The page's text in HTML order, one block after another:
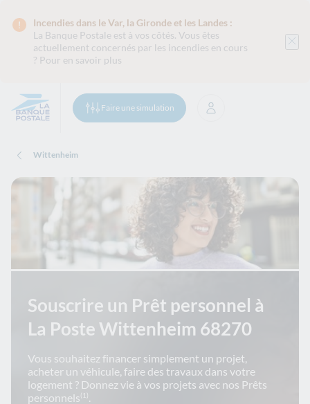
Incendies dans le Var, la Gironde et les Landes :
La Banque Postale est à vos côtés. Vous êtes
actuellement concernés par les incendies en cours
? Pour en savoir plus
Faire une simulation Se connecter
Wittenheim
Souscrire un Prêt personnel à
La Poste Wittenheim 68270
Vous souhaitez financer simplement un projet,
acheter un véhicule, faire des travaux dans votre
logement ? Donnez vie à vos projets avec nos Prêts
personnels (1).